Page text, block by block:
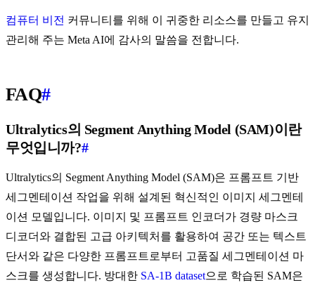
컴퓨터 비전 커뮤니티를 위해 이 귀중한 리소스를 만들고 유지
관리해 주는 Meta AI에 감사의 말씀을 전합니다.
FAQ#
Ultralytics의 Segment Anything Model (SAM)이란
무엇입니까?#
Ultralytics의 Segment Anything Model (SAM)은 프롬프트 기반
세그멘테이션 작업을 위해 설계된 혁신적인 이미지 세그멘테
이션 모델입니다. 이미지 및 프롬프트 인코더가 경량 마스크
디코더와 결합된 고급 아키텍처를 활용하여 공간 또는 텍스트
단서와 같은 다양한 프롬프트로부터 고품질 세그멘테이션 마
스크를 생성합니다. 방대한 SA-1B dataset으로 학습된 SAM은